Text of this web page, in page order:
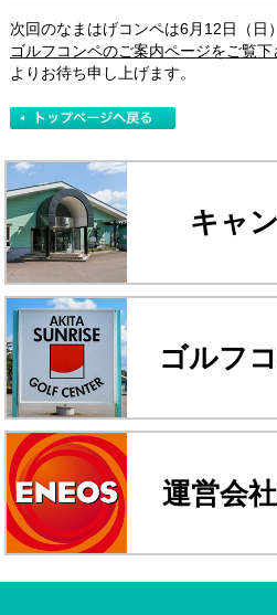
次回のなまはげコンペは6月12日（日
ゴルフコンペのご案内ページをご覧下
よりお待ち申し上げます。
キャ
ゴルフ
運営会